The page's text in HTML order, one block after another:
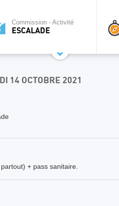
Commission - Activité
ESCALADE
14 OCTOBRE 2021
+ pass sanitaire.